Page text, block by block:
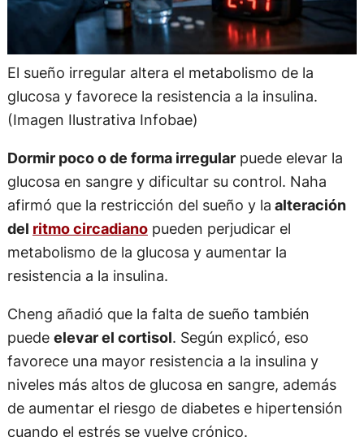
El sueño irregular altera el metabolismo de la
glucosa y favorece la resistencia a la insulina.
(Imagen Ilustrativa Infobae)
Dormir poco o de forma irregularpuede elevar la
glucosa en sangre y dificultar su control. Naha
afirmó que la restricción del sueño y la alteración
del ritmo circadianopueden perjudicar el
metabolismo de la glucosa y aumentar la
resistencia a la insulina.
Cheng añadió que la falta de sueño también
puede elevar el cortisol. Según explicó, eso
favorece una mayor resistencia a la insulina y
niveles más altos de glucosa en sangre, además
de aumentar el riesgo de diabetes e hipertensión
cuando el estrés se vuelve crónico.